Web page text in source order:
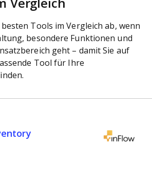
Vergleich
Tools im Vergleich ab, wenn
besondere Funktionen und
geht – damit Sie auf
Tool für Ihre